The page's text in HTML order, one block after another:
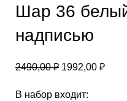
Шар 36
надписью
2490,00₽ 1992,00 ₽
В набор входит: